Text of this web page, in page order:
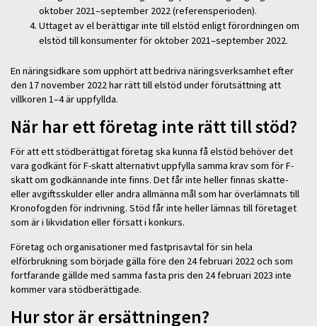
oktober 2021–september 2022 (referensperioden).
Uttaget av el berättigar inte till elstöd enligt förordningen om
elstöd till konsumenter för oktober 2021–september 2022.
En näringsidkare som upphört att bedriva näringsverksamhet efter
den 17 november 2022 har rätt till elstöd under förutsättning att
villkoren 1–4 är uppfyllda.
När har ett företag inte rätt till stöd?
För att ett stödberättigat företag ska kunna få elstöd behöver det
vara godkänt för F-skatt alternativt uppfylla samma krav som för F-
skatt om godkännande inte finns. Det får inte heller finnas skatte-
eller avgiftsskulder eller andra allmänna mål som har överlämnats till
Kronofogden för indrivning. Stöd får inte heller lämnas till företaget
som är i likvidation eller försatt i konkurs.
Företag och organisationer med fastprisavtal för sin hela
elförbrukning som började gälla före den 24 februari 2022 och som
fortfarande gällde med samma fasta pris den 24 februari 2023 inte
kommer vara stödberättigade.
Hur stor är ersättningen?